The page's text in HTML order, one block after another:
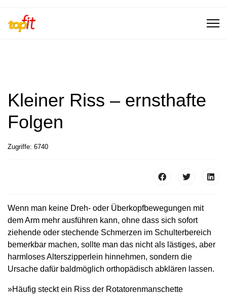
Kleiner Riss – ernsthafte
Folgen
Zugriffe: 6740
Wenn man keine Dreh- oder Überkopfbewegungen mit
dem Arm mehr ausführen kann, ohne dass sich sofort
ziehende oder stechende Schmerzen im Schulterbereich
bemerkbar machen, sollte man das nicht als lästiges, aber
harmloses Alterszipperlein hinnehmen, sondern die
Ursache dafür baldmöglich orthopädisch abklären lassen.
»Häufig steckt ein Riss der Rotatorenmanschette